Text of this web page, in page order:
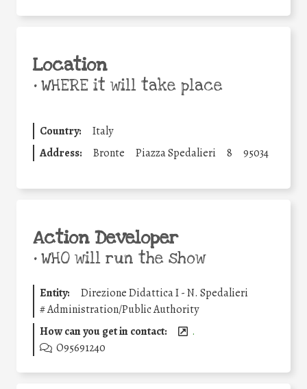
Location
•WHERE it will take place
Country:
Italy
Address:
Bronte Piazza Spedalieri 8 95034
Action Developer
•WHO will run the show
Entity:
Direzione Didattica I - N. Spedalieri
#Administration/Public Authority
How can you get in contact:
.
O95691240